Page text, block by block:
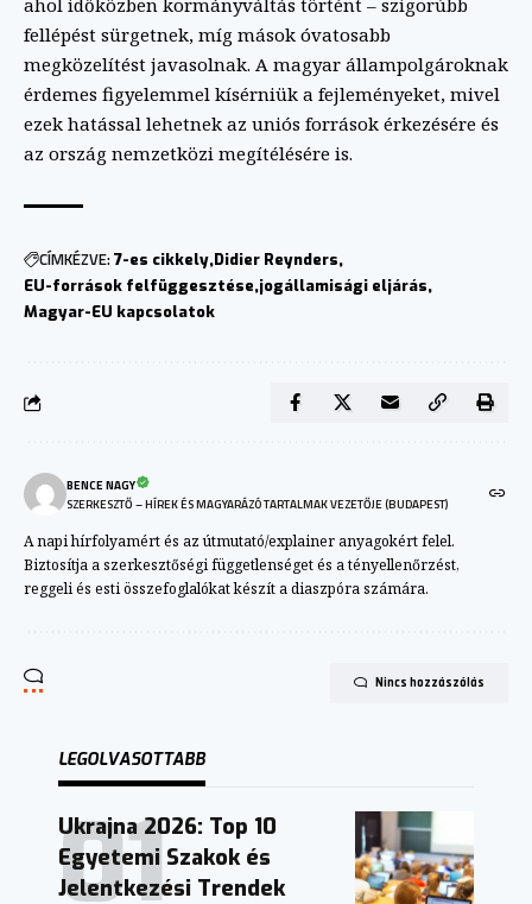
fellépést sürgetnek, míg mások óvatosabb
megközelítést javasolnak. A magyar állampolgároknak
érdemes figyelemmel kísérniük a fejleményeket, mivel
ezek hatással lehetnek az uniós források érkezésére és
az ország nemzetközi megítélésére is.
CÍMKÉZVE:7-es cikkely Didier Reynders
EU-források felfüggesztése jogállamisági eljárás
Magyar-EU kapcsolatok
BENCE NAGY
SZERKESZTŐ – HÍREK ÉS MAGYARÁZÓ TARTALMAK VEZETŐJE (BUDAPEST)
A napi hírfolyamért és az útmutató/explainer anyagokért felel.
Biztosítja a szerkesztőségi függetlenséget és a tényellenőrzést,
reggeli és esti összefoglalókat készít a diaszpóra számára.
Nincs hozzászólás
LEGOLVASOTTABB
Ukrajna 2026: Top 10
Egyetemi Szakok és
Jelentkezési Trendek